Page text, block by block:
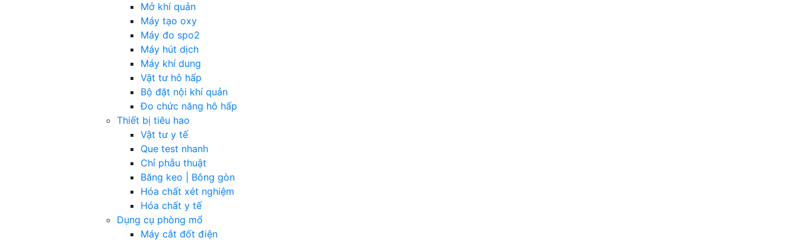
Mở khí quản
Máy tạo oxy
Máy đo spo2
Máy hút dịch
Máy khí dung
Vật tư hô hấp
Bộ đặt nội khí quản
Đo chức năng hô hấp
Thiết bị tiêu hao
Vật tư y tế
Que test nhanh
Chỉ phẫu thuật
Băng keo | Bông gòn
Hóa chất xét nghiệm
Hóa chất y tế
Dụng cụ phòng mổ
Máy cắt đốt điện